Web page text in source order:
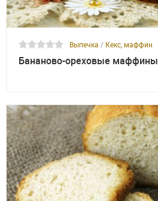
Выпечка / Кекс, маффин
Бананово-ореховые маффины